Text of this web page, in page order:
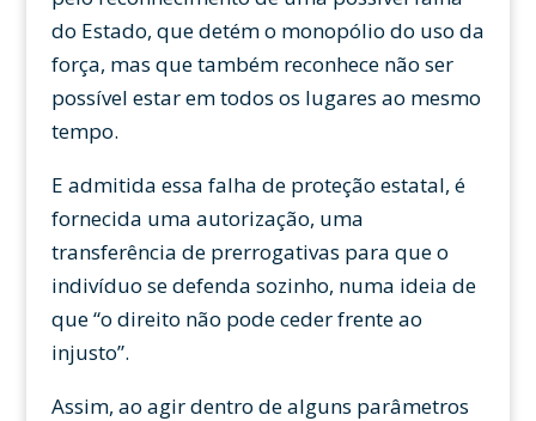
do Estado, que detém o monopólio do uso da
força, mas que também reconhece não ser
possível estar em todos os lugares ao mesmo
tempo.
E admitida essa falha de proteção estatal, é
fornecida uma autorização, uma
transferência de prerrogativas para que o
indivíduo se defenda sozinho, numa ideia de
que “o direito não pode ceder frente ao
injusto”.
Assim, ao agir dentro de alguns parâmetros